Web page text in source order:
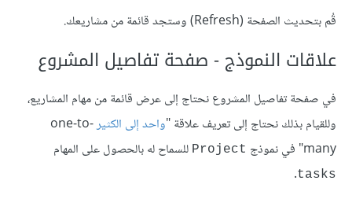
قُم بتحديث الصفحة (Refresh) وستجد قائمة من مشاريعك.
علاقات النموذج - صفحة تفاصيل المشروع
في صفحة تفاصيل المشروع نحتاج إلى عرض قائمة من مهام المشاريع،
وللقيام بذلك نحتاج إلى تعريف علاقة "واحد إلى الكثيرone-to-
many" في نموذج
Project للسماح له بالحصول على المهام
tasks
.